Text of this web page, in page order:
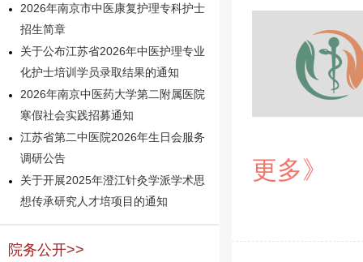
2026年南京市中医康复护理专科护士
招生简章
关于公布江苏省2026年中医护理专业
化护士培训学员录取结果的通知
2026年南京中医药大学第二附属医院
寒假社会实践招募通知
江苏省第二中医院2026年生日会服务
调研公告
关于开展2025年澄江针灸学派学术思
想传承研究人才培项目的通知
院务公开>>
更多》